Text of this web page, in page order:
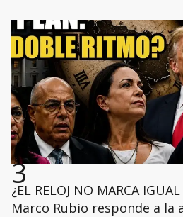
3
¿EL RELOJ NO MARCA
Marco Rubio responde a la